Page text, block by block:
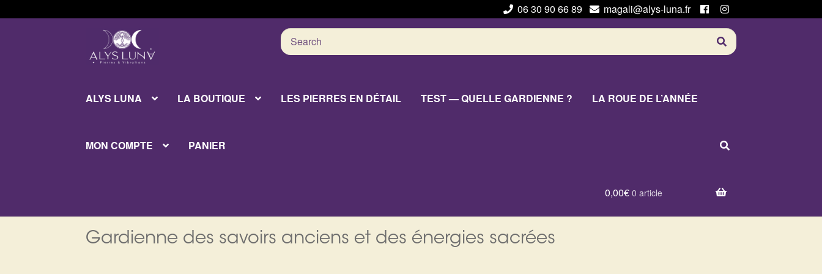
06 30 90 66 89
magali@alys-luna.fr
Aller
la
Aller
au
contenu
Search
for:
ALYS LUNA LA BOUTIQUE LES PIERRES EN DÉTAIL TEST — QUELLE GARDIENNE ? LA ROUE DE L’ANNÉE
MON COMPTE PANIER
0,00€ 0 article
Gardienne des savoirs anciens et des énergies sacrées